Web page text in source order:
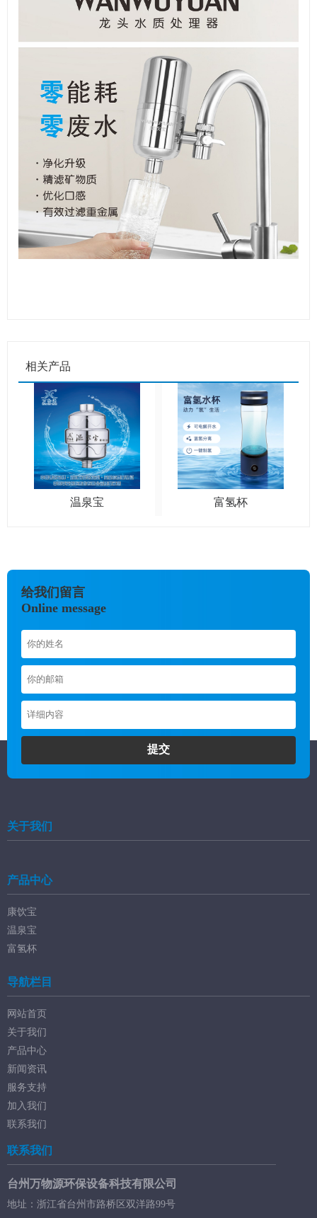
相关产品
温泉宝 富氢杯
给我们留言
Online message
提交
关于我们
产品中心
康饮宝
温泉宝
富氢杯
导航栏目
网站首页
关于我们
产品中心
新闻资讯
服务支持
加入我们
联系我们
联系我们
台州万物源环保设备科技有限公司
地址：浙江省台州市路桥区双洋路99号